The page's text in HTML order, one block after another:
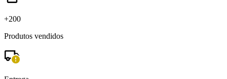
+200
Produtos vendidos